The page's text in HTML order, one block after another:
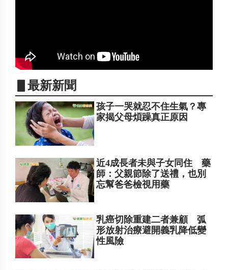
▋最新新聞
孩子一哭就忍不住生氣？專
家揭父母煩躁真正原因
近4成長者未與子女同住 藥
師：父親節除了送禮，也別
忘幫爸爸檢視用藥
乳癌切除重建二者兼顧 弧
形放射治療避開義乳降低變
性風險